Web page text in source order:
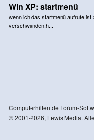
Win XP: startmenü
wenn ich das startmenü aufrufe ist
verschwunden.h...
Computerhilfen.de Forum-
© 2001-2026, Lewis Media.